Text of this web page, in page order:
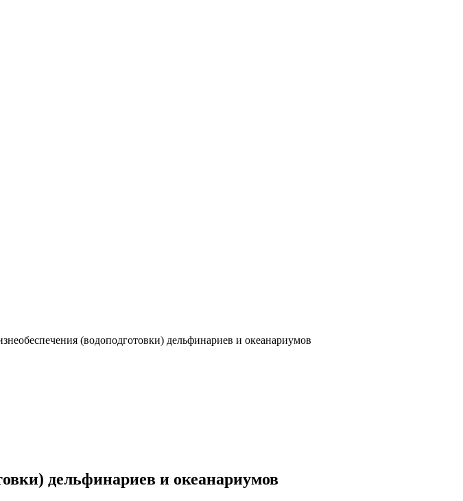
(водоподготовки) дельфинариев и океанариумов
дельфинариев и океанариумов